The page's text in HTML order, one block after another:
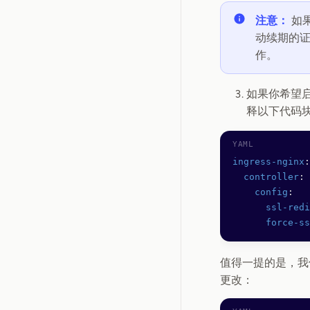
注意： 如
动续期的
作。
如果你希望
释以下代码
ingress-nginx
  controller
:
    config
:
ssl-
force-
值得一提的是，
更改：